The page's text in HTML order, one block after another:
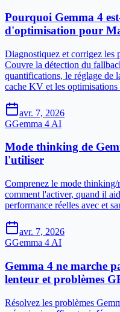
Pourquoi Gemma 4
d'optimisation pour
Diagnostiquez et corrigez les
Couvre la détection du
quantifications, le réglage de
cache KV et les
avr. 7, 2026
GGemma 4 AI
Mode thinking de
l'utiliser
Comprenez le mode
comment l'activer, quand il
performance réelles avec et
avr. 7, 2026
GGemma 4 AI
Gemma 4 ne marche
lenteur et problèmes
Résolvez les problèmes